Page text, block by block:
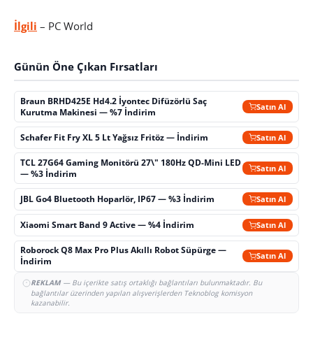
İlgili – PC World
Günün Öne Çıkan Fırsatları
Braun BRHD425E Hd4.2 İyontec Difüzörlü Saç
Kurutma Makinesi — %7 İndirim
Satın Al
Schafer Fit Fry XL 5 Lt Yağsız Fritöz — İndirim Satın Al
TCL 27G64 Gaming Monitörü 27\" 180Hz QD-Mini LED
— %3 İndirim
Satın Al
JBL Go4 Bluetooth Hoparlör, IP67 — %3 İndirim Satın Al
Xiaomi Smart Band 9 Active — %4 İndirim Satın Al
Roborock Q8 Max Pro Plus Akıllı Robot Süpürge —
İndirim
Satın Al
REKLAM— Bu içerikte satış ortaklığı bağlantıları bulunmaktadır. Bu
bağlantılar üzerinden yapılan alışverişlerden Teknoblog komisyon
kazanabilir.